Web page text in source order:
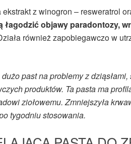
z winogron – resweratrol
łagodzić objawy paradontozy,
również zapobiegawczo w
past na problemy z
produktów. Ta pasta ma
ziołowemu. Zmniejszyła
tygodniu stosowania.